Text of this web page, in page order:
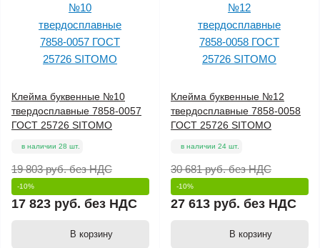
Клейма буквенные №10
твердосплавные 7858-0057
ГОСТ 25726 SITOMO
в наличии 28 шт.
19 803 руб.без НДС
-10%
17 823 руб. без НДС
В корзину
Клейма буквенные №12
твердосплавные 7858-0058
ГОСТ 25726 SITOMO
в наличии 24 шт.
30 681 руб.без НДС
-10%
27 613 руб. без НДС
В корзину